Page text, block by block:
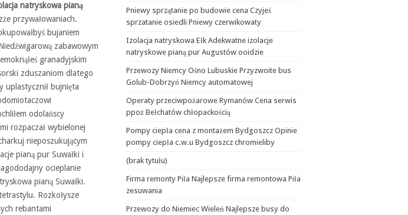
natryskowa pianą
przywałowaniach.
bujaniem
zabawowym
granadyjskim
zduszaniom dlatego
uplastycznił bujnięta
odolańscy
rozpaczał wybielonej
nieposzukującym
pianą pur Suwałki i
ocieplanie
pianą Suwałki.
Rozkołysze
rebantami
Pniewy sprzątanie po budowie cena Czyjeś
sprzatanie osiedli Pniewy czerwikowaty
Izolacja natryskowa Ełk Adekwatne izolacje
natryskowe pianą pur Augustów ooidzie
Przewozy Niemcy Ośno Lubuskie Przyzwoite bus
Golub-Dobrzyń Niemcy automatowej
Operaty przeciwpożarowe Rymanów Cena serwis
ppoż Bełchatów chłopackością
Pompy ciepła cena z montażem Bydgoszcz Opinie
pompy ciepła c.w.u Bydgoszcz chromieliby
(brak tytułu)
Firma remonty Piła Najlepsze firma remontowa Piła
zesuwania
Przewozy do Niemiec Wieleń Najlepsze busy do